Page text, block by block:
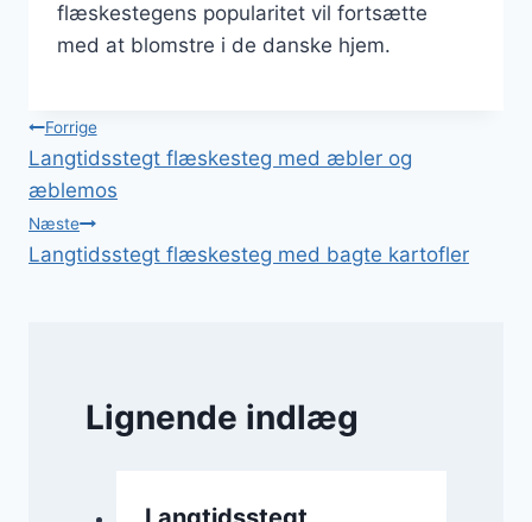
flæskestegens popularitet vil fortsætte
med at blomstre i de danske hjem.
Indlægsnavigation
Forrige
Langtidsstegt flæskesteg med æbler og
æblemos
Næste
Langtidsstegt flæskesteg med bagte kartofler
Lignende indlæg